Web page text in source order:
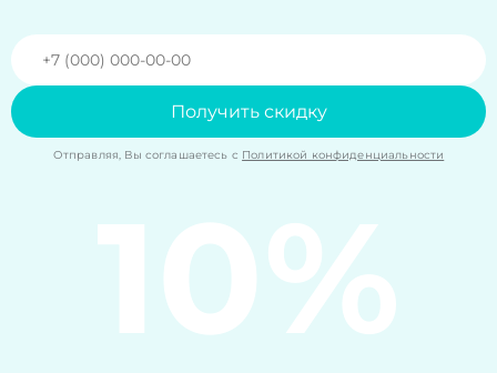
Получить скидку
Отправляя, Вы соглашаетесь с Политикой конфиденциальности
10%